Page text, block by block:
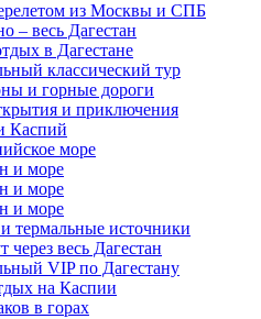
из Москвы и СПБ
– весь Дагестан
в Дагестане
классический тур
и горные дороги
и приключения
Каспий
море
и море
и море
и море
источники
весь Дагестан
VIP по Дагестану
на Каспии
в горах